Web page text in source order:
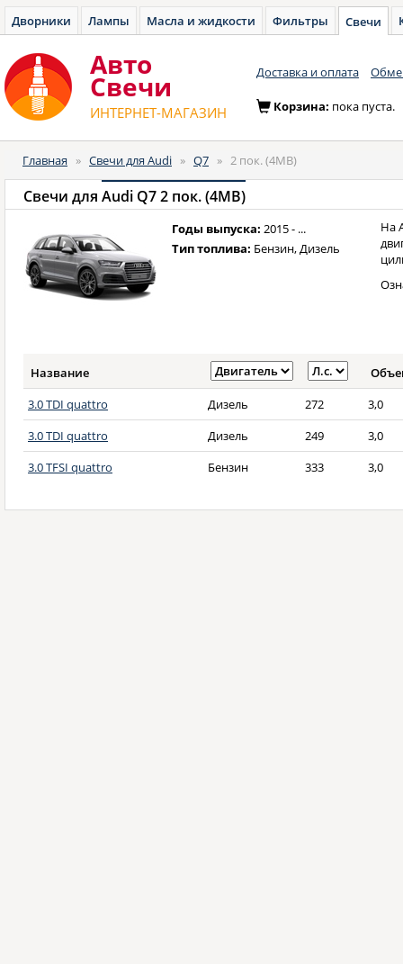
Дворники Лампы Масла и жидкости Фильтры Свечи
Авто
Cвечи
ИНТЕРНЕТ-МАГАЗИН
Доставка и оплата
Корзина: пока пуста.
Главная » Свечи для Audi » Q7 » 2 пок. (4MB)
Свечи для Audi Q7 2 пок. (4MB)
Годы выпуска: 2015 - ...
Тип топлива: Бензин, Дизель
На
Название
3.0 TDI quattro
Дизель 272
3,0
3.0 TDI quattro
Дизель 249
3,0
3.0 TFSI quattro
Бензин 333 3,0